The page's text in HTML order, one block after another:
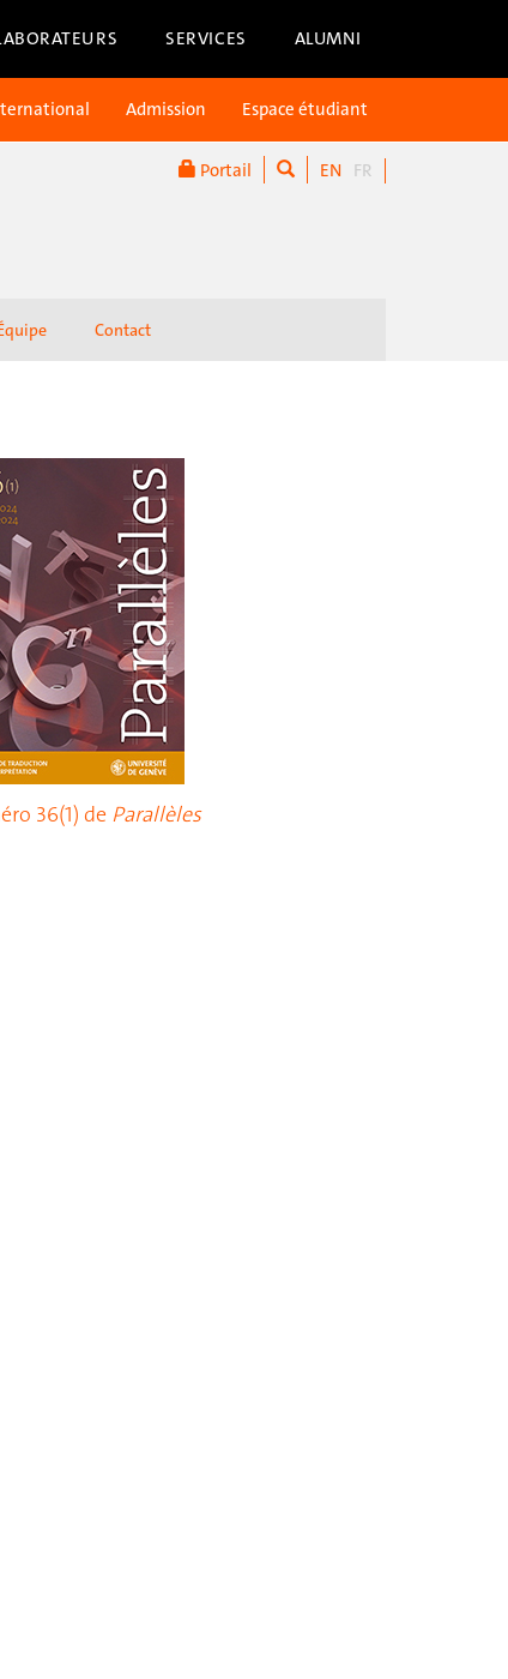
SERVICES ALUMNI
Portail EN FR
Admission Espace étudiant
Contact
36(1) de Parallèles